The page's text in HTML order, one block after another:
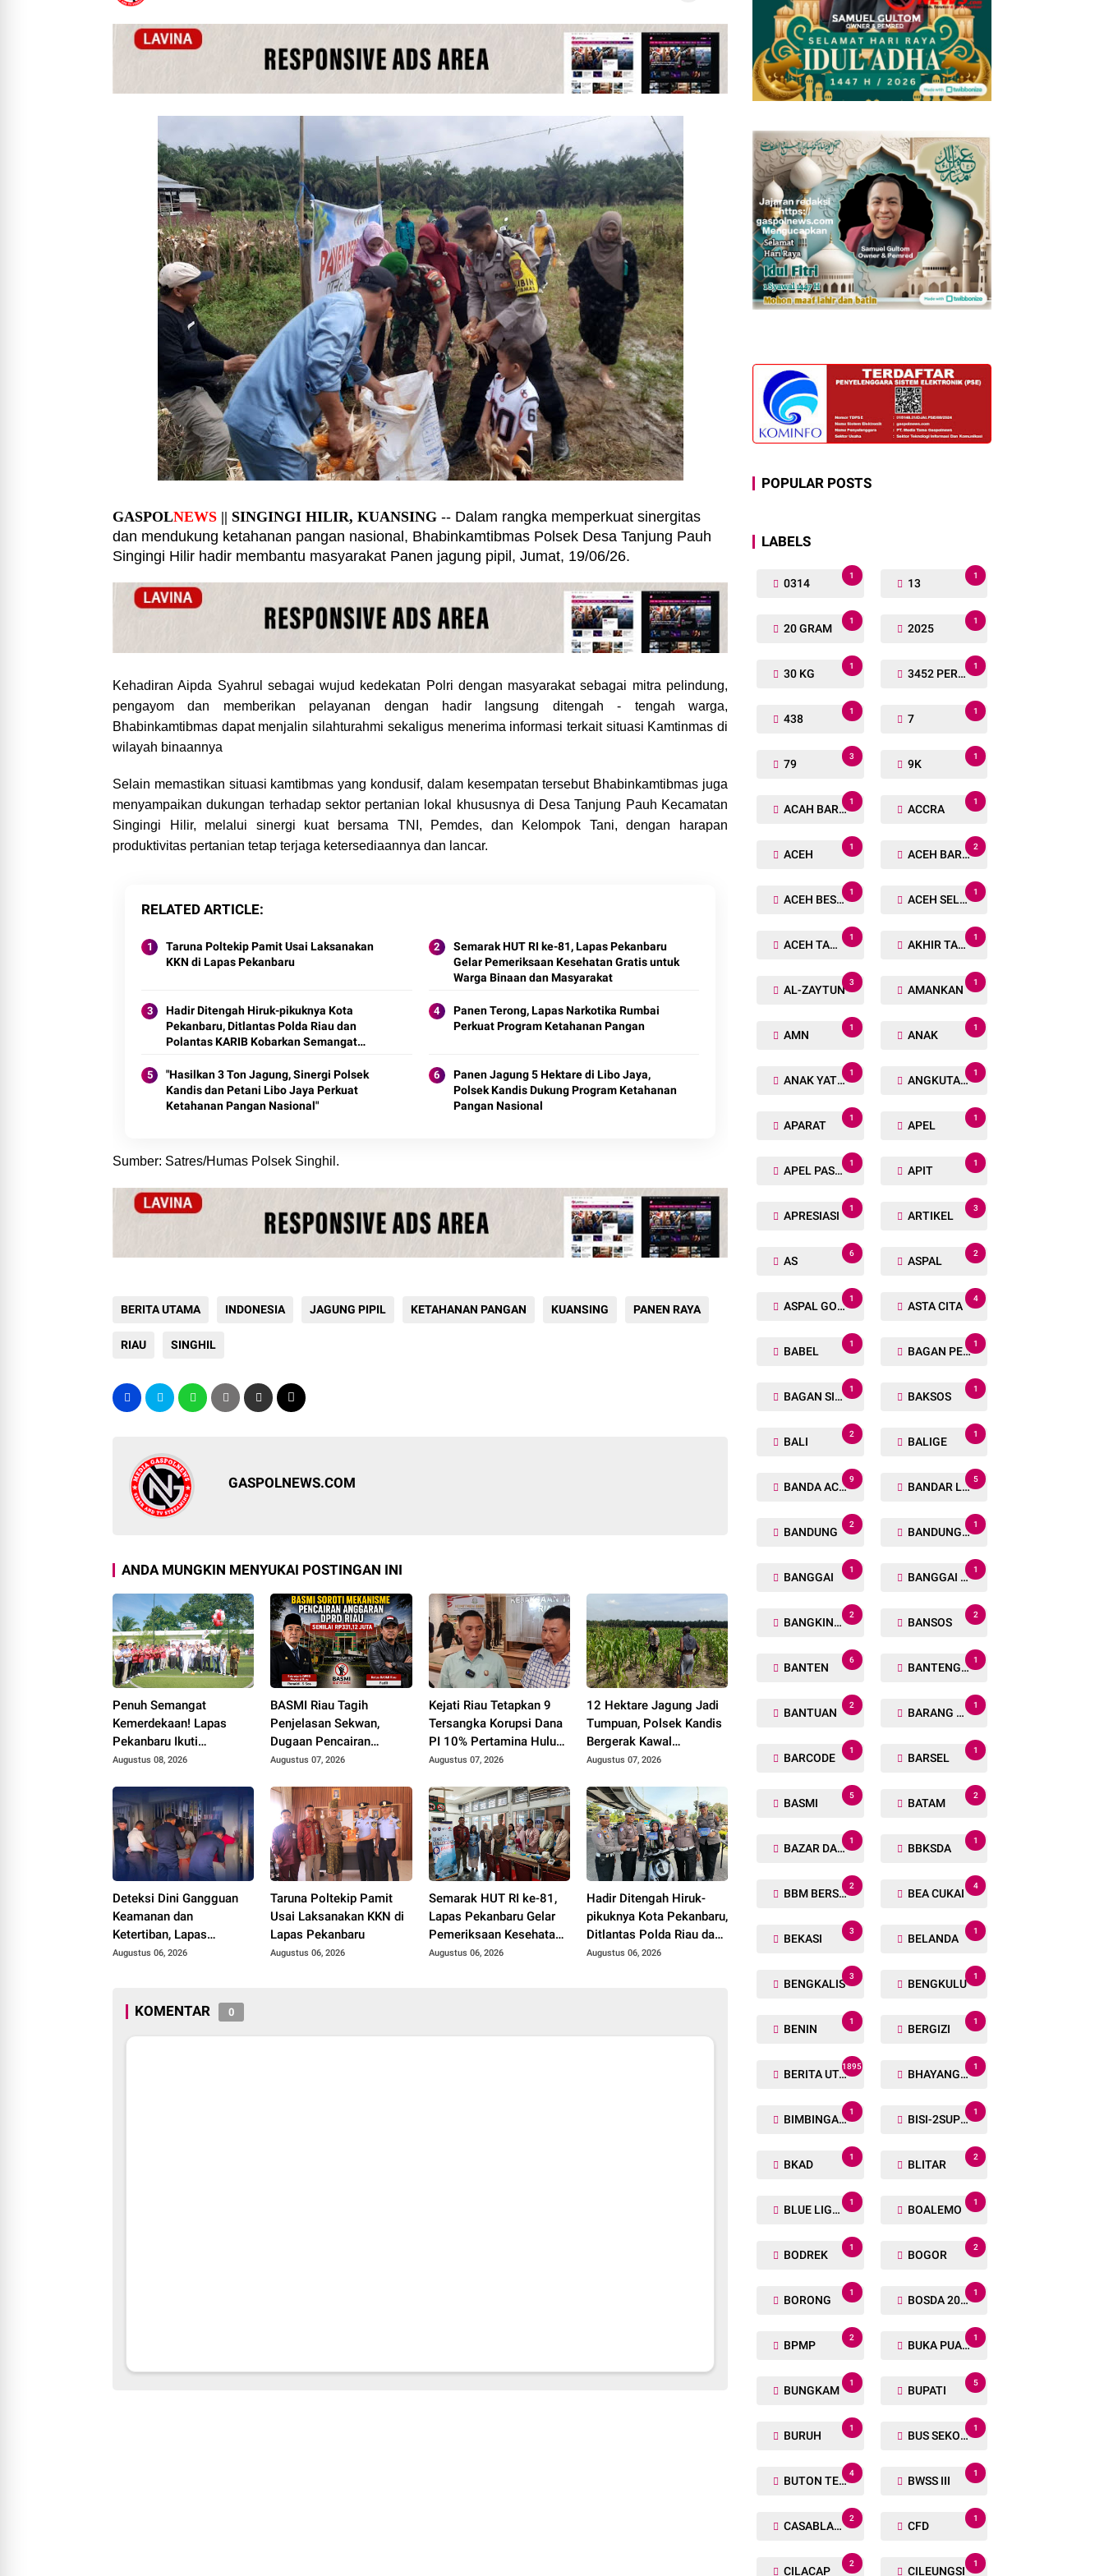
GASPOLNEWS || SINGINGI HILIR, KUANSING -- Dalam rangka memperkuat sinergitas
dan mendukung ketahanan pangan nasional, Bhabinkamtibmas Polsek Desa Tanjung Pauh
Singingi Hilir hadir membantu masyarakat Panen jagung pipil, Jumat, 19/06/26.
Kehadiran Aipda Syahrul sebagai wujud kedekatan Polri dengan masyarakat sebagai mitra pelindung,
pengayom dan memberikan pelayanan dengan hadir langsung ditengah - tengah warga,
Bhabinkamtibmas dapat menjalin silahturahmi sekaligus menerima informasi terkait situasi Kamtinmas di
wilayah binaannya
Selain memastikan situasi kamtibmas yang kondusif, dalam kesempatan tersebut Bhabinkamtibmas juga
menyampaikan dukungan terhadap sektor pertanian lokal khususnya di Desa Tanjung Pauh Kecamatan
Singingi Hilir, melalui sinergi kuat bersama TNI, Pemdes, dan Kelompok Tani, dengan harapan
produktivitas pertanian tetap terjaga ketersediaannya dan lancar.
RELATED ARTICLE
Taruna Poltekip Pamit Usai Laksanakan
KKN di Lapas Pekanbaru
Semarak HUT RI ke-81, Lapas Pekanbaru
Gelar Pemeriksaan Kesehatan Gratis untuk
Warga Binaan dan Masyarakat
Hadir Ditengah Hiruk-pikuknya Kota
Pekanbaru, Ditlantas Polda Riau dan
Polantas KARIB Kobarkan Semangat
Policing Jelang HUT RI Ke-81 Tahun
Panen Terong, Lapas Narkotika Rumbai
Perkuat Program Ketahanan Pangan
"Hasilkan 3 Ton Jagung, Sinergi Polsek
Kandis dan Petani Libo Jaya Perkuat
Ketahanan Pangan Nasional"
Panen Jagung 5 Hektare di Libo Jaya,
Polsek Kandis Dukung Program Ketahanan
Pangan Nasional
Sumber: Satres/Humas Polsek Singhil.
BERITA UTAMA INDONESIA JAGUNG PIPIL KETAHANAN PANGAN KUANSING PANEN RAYA
RIAU SINGHIL
GASPOLNEWS.COM
ANDA MUNGKIN MENYUKAI POSTINGAN INI
Penuh Semangat
Kemerdekaan! Lapas
Pekanbaru Ikuti
Pembukaan Pekan
HUT RI ke-81
Augustus 08, 2026
BASMI Riau Tagih
Penjelasan Sekwan,
Dugaan Pencairan
Anggaran DPRD Tanpa
Augustus 07, 2026
Kejati Riau Tetapkan 9
Tersangka Korupsi Dana
PI 10% Pertamina Hulu
Rokan
Augustus 07, 2026
12 Hektare Jagung Jadi
Tumpuan, Polsek Kandis
Bergerak Kawal
Swasembada Pangan
Augustus 07, 2026
Deteksi Dini Gangguan
Keamanan dan
Ketertiban, Lapas
Narkotika Rumbai Gelar
Augustus 06, 2026
Taruna Poltekip Pamit
Usai Laksanakan KKN di
Lapas Pekanbaru
Augustus 06, 2026
Semarak HUT RI ke-81,
Lapas Pekanbaru Gelar
Pemeriksaan Kesehatan
Gratis untuk Warga
Augustus 06, 2026
Hadir Ditengah Hiruk-
pikuknya Kota Pekanbaru,
Ditlantas Polda Riau dan
Polantas KARIB Kobarkan
Augustus 06, 2026
KOMENTAR 0
POPULAR POSTS
LABELS
0314
1
13
1
20 GRAM
1
2025
1
30 KG
1
3452 PERSONIL
1
438
1
7
1
79
3
9K
1
ACAH BARAT
1
ACCRA
1
ACEH
1
ACEH BARAT
2
ACEH BESAR
1
ACEH SELATAN
1
ACEH TAMIANG
1
AKHIR TAHUN
1
AL-ZAYTUN
3
AMANKAN
1
AMN
1
ANAK
1
ANAK YATIM
1
ANGKUTAN TRANSPORTASI
1
APARAT
1
APEL
1
APEL PASUKAN
1
APIT
1
APRESIASI
1
ARTIKEL
3
AS
6
ASPAL
2
ASPAL GORENG
1
ASTA CITA
4
BABEL
1
BAGAN PETE
1
BAGAN SIAPIN API
1
BAKSOS
1
BALI
2
BALIGE
1
BANDA ACEH
9
BANDAR LAMPUNG
5
BANDUNG
2
BANDUNG BARAT
1
BANGGAI
1
BANGGAI LAUT
1
BANGKINANG
2
BANSOS
2
BANTEN
6
BANTENG RAIDERS
1
BANTUAN
2
BARANG TUAKA
1
BARCODE
1
BARSEL
1
BASMI
5
BATAM
2
BAZAR DAN BAKSOS RAMADHAN
1
BBKSDA
1
BBM BERSUBSIDI
2
BEA CUKAI
4
BEKASI
3
BELANDA
1
BENGKALIS
3
BENGKULU
1
BENIN
1
BERGIZI
1
BERITA UTAMA
1895
BHAYANGKARA RUN
1
BIMBINGAN ROHANI
1
BISI-2SUPER
1
BKAD
1
BLITAR
2
BLUE LIGHT
1
BOALEMO
1
BODREK
1
BOGOR
2
BORONG
1
BOSDA 2024
1
BPMP
2
BUKA PUASA BERSAMA
1
BUNGKAM
1
BUPATI
5
BURUH
1
BUS SEKOLAH
1
BUTON TENGAH
4
BWSS III
1
CASABLANCA
2
CFD
1
CILACAP
2
CILEUNGSI
1